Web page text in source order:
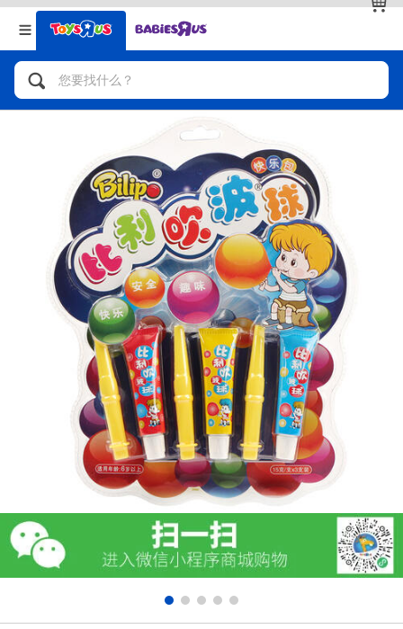
返回
分类目录
人气英雄，角色扮演，射击玩具
自行车，滑板车，骑乘车
拼砌组合及乐高LEGO
玩具车，货车，火车及遥控系列
手工艺，文具，蜡笔，泥胶，画板
娃娃，芭比，收藏公仔
电子玩具
游戏及拼图系列
益智学习玩具
户外及运动产品
返回
品牌
查看全部